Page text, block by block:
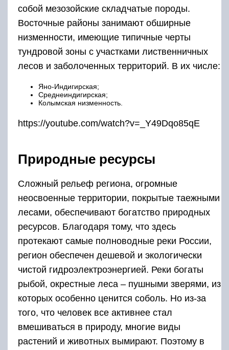
собой мезозойские складчатые породы.
Восточные районы занимают обширные
низменности, имеющие типичные черты
тундровой зоны с участками лиственничных
лесов и заболоченных территорий. В их числе:
Яно-Индигирская;
Среднеиндигирская;
Колымская низменность.
https://youtube.com/watch?v=_Y49Dqo85qE
Природные ресурсы
Сложный рельеф региона, огромные
неосвоенные территории, покрытые таежными
лесами, обеспечивают богатство природных
ресурсов. Благодаря тому, что здесь
протекают самые полноводные реки России,
регион обеспечен дешевой и экологически
чистой гидроэлектроэнергией. Реки богаты
рыбой, окрестные леса – пушными зверями, из
которых особенно ценится соболь. Но из-за
того, что человек все активнее стал
вмешиваться в природу, многие виды
растений и животных вымирают. Поэтому в